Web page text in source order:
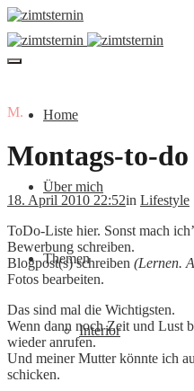
Home
Über mich
Themen
Interior
M.
Montags-to-do
18. April 2010 22:52in Lifestyle
ToDo-Liste hier. Sonst mach
Bewerbung schreiben.
Blogpost(s) schreiben (Lernen.
Fotos bearbeiten.
Das sind mal die Wichtigsten.
Wenn dann noch Zeit und Lust
wieder anrufen.
Und meiner Mutter könnte ich
schicken.